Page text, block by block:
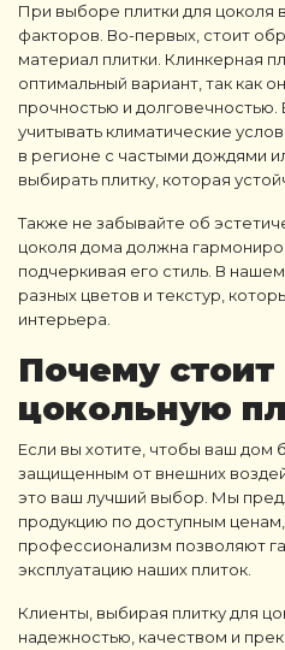
При выборе плитки для цоколя
факторов. Во-первых, стоит
материал плитки. Клинкерная
оптимальный вариант, так как
прочностью и
учитывать климатические
в регионе с частыми дождями
выбирать плитку, которая
Также не забывайте об
цоколя дома должна
подчеркивая его стиль. В
разных цветов и текстур,
интерьера.
Почему стоит
цокольную
Если вы хотите, чтобы ваш дом
защищенным от внешних
это ваш лучший выбор. Мы
продукцию по доступным
профессионализм позволяют
эксплуатацию наших плиток.
Клиенты, выбирая плитку для
надежностью, качеством и